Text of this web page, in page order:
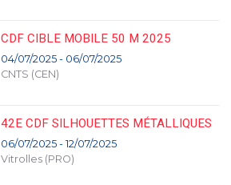
CDF CIBLE MOBILE 50 M 2025
04/07/2025 - 06/07/2025
CNTS (CEN)
42E CDF SILHOUETTES MÉTALLIQUES
06/07/2025 - 12/07/2025
Vitrolles (PRO)